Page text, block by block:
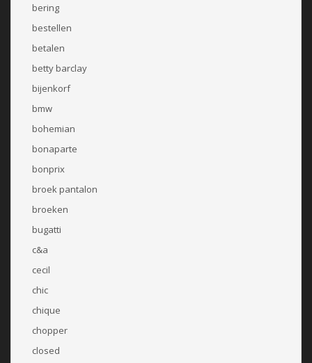
bering
bestellen
betalen
betty barclay
bijenkorf
bmw
bohemian
bonaparte
bonprix
broek pantalon
broeken
bugatti
c&a
cecil
chic
chique
chopper
closed